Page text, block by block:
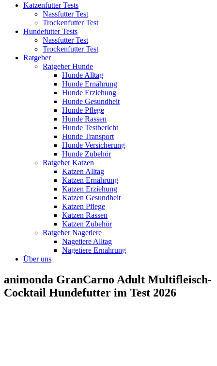
Katzenfutter Tests
Nassfutter Test
Trockenfutter Test
Hundefutter Tests
Nassfutter Test
Trockenfutter Test
Ratgeber
Ratgeber Hunde
Hunde Alltag
Hunde Ernährung
Hunde Erziehung
Hunde Gesundheit
Hunde Pflege
Hunde Rassen
Hunde Testbericht
Hunde Transport
Hunde Versicherung
Hunde Zubehör
Ratgeber Katzen
Katzen Alltag
Katzen Ernährung
Katzen Erziehung
Katzen Gesundheit
Katzen Pflege
Katzen Rassen
Katzen Zubehör
Ratgeber Nagetiere
Nagetiere Alltag
Nagetiere Ernährung
Über uns
animonda GranCarno Adult Multifleisch-
Cocktail Hundefutter im Test 2026